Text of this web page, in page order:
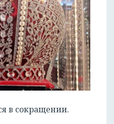
в сокращении.